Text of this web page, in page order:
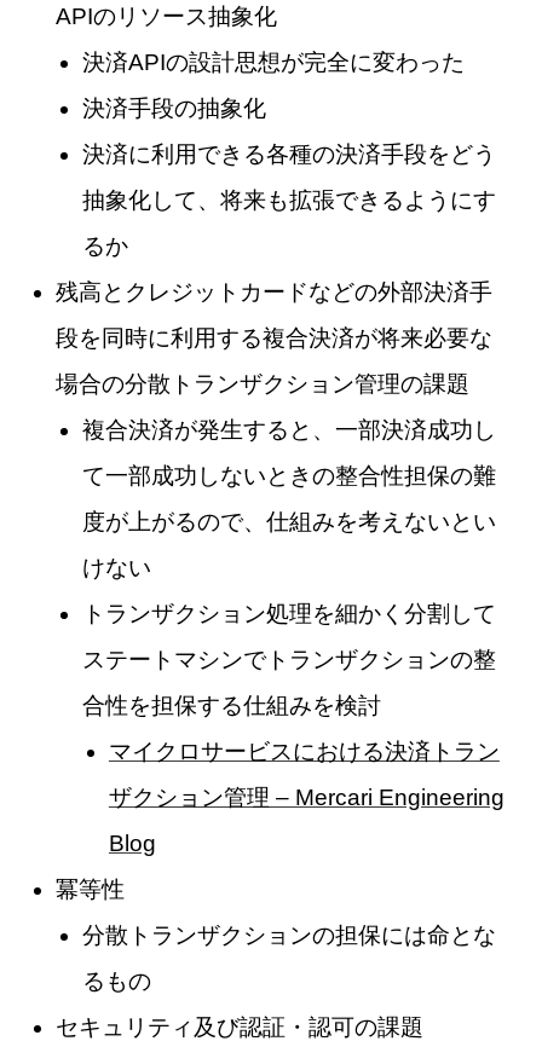
APIのリソース抽象化
決済APIの設計思想が完全に変わった
決済手段の抽象化
決済に利用できる各種の決済手段をどう
抽象化して、将来も拡張できるようにす
るか
残高とクレジットカードなどの外部決済手
段を同時に利用する複合決済が将来必要な
場合の分散トランザクション管理の課題
複合決済が発生すると、一部決済成功し
て一部成功しないときの整合性担保の難
度が上がるので、仕組みを考えないとい
けない
トランザクション処理を細かく分割して
ステートマシンでトランザクションの整
合性を担保する仕組みを検討
マイクロサービスにおける決済トラン
ザクション管理 – Mercari Engineering
Blog
冪等性
分散トランザクションの担保には命とな
るもの
セキュリティ及び認証・認可の課題